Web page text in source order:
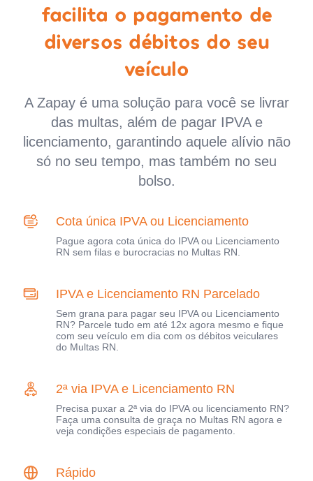
facilita o pagamento de
diversos débitos do seu
veículo
A Zapay é uma solução para você se livrar
das multas, além de pagar IPVA e
licenciamento, garantindo aquele alívio não
só no seu tempo, mas também no seu
bolso.
Cota única IPVA ou Licenciamento
Pague agora cota única do IPVA ou Licenciamento
RN sem filas e burocracias no Multas RN.
IPVA e Licenciamento RN Parcelado
Sem grana para pagar seu IPVA ou Licenciamento
RN? Parcele tudo em até 12x agora mesmo e fique
com seu veículo em dia com os débitos veiculares
do Multas RN.
2ª via IPVA e Licenciamento RN
Precisa puxar a 2ª via do IPVA ou licenciamento RN?
Faça uma consulta de graça no Multas RN agora e
veja condições especiais de pagamento.
Rápido